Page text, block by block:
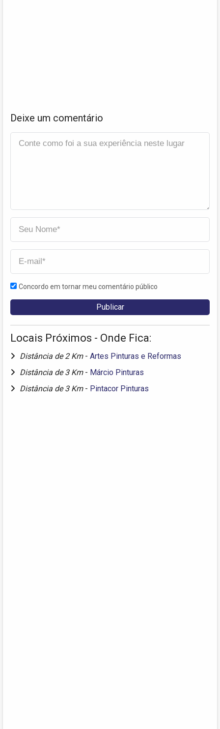
Deixe um comentário
Concordo em tornar meu comentário público
Locais Próximos - Onde Fica:
Distância de 2 Km - Artes Pinturas e Reformas
Distância de 3 Km - Márcio Pinturas
Distância de 3 Km - Pintacor Pinturas